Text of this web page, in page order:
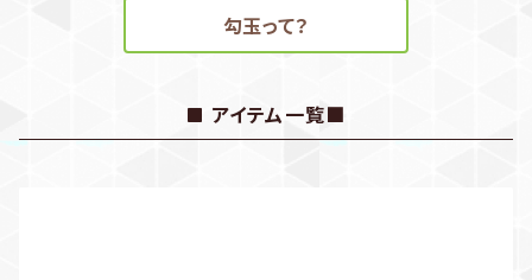
勾玉って？
アイテム一覧■